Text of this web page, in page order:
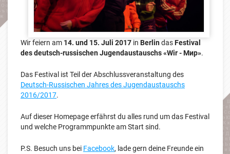
Wir feiern am 14. und 15. Juli 2017 in Berlin das Festival
des deutsch-russischen Jugendaustauschs «Wir - Мир».
Das Festival ist Teil der Abschlussveranstaltung des
Deutsch-Russischen Jahres des Jugendaustauschs
2016/2017.
Auf dieser Homepage erfährst du alles rund um das Festival
und welche Programmpunkte am Start sind.
P.S. Besuch uns bei Facebook, lade gern deine Freunde ein